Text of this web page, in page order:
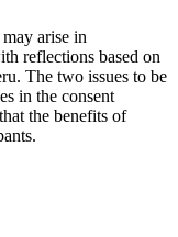
arise in
reflections based on
The two issues to be
in the consent
the benefits of